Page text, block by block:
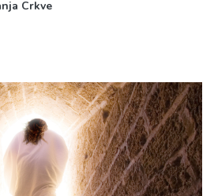
Crkve